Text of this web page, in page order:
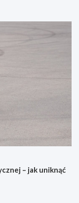
– jak uniknąć